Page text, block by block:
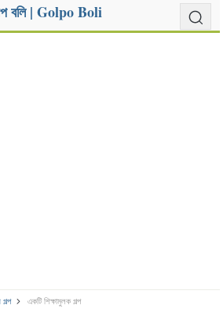
বলি | Golpo Boli
গল্প একটি শিক্ষামুলক গল্প